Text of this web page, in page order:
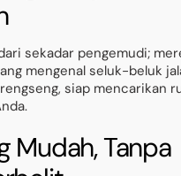
sekadar pengemudi;
mengenal seluk-beluk
siap mencarikan
Mudah, Tanpa